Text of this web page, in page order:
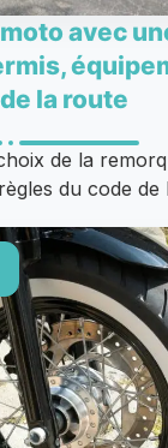
avec
de la route
de la
du code de